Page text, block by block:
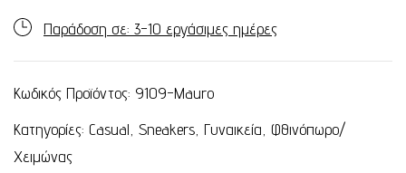
Παράδοση σε: 3-10 εργάσιμες ημέρες
Κωδικός Προϊόντος: 9109-Mauro
Κατηγορίες: Casual Sneakers Γυναικεία Φθινόπωρο/
Χειμώνας